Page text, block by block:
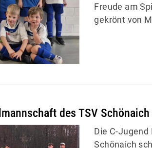
Freude am
gekrönt von
des TSV
Die C-
Schönaich